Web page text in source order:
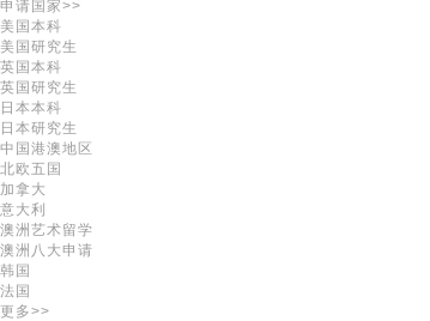
申请国家>>
美国本科
美国研究生
英国本科
英国研究生
日本本科
日本研究生
中国港澳地区
北欧五国
加拿大
意大利
澳洲艺术留学
澳洲八大申请
韩国
法国
更多>>